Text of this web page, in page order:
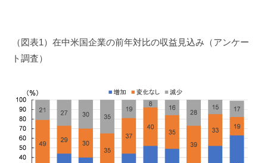
（図表1）在中米国企業の前年対比の収益見込み（アンケー
ト調査）